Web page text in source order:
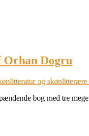
Orhan Dogru
og
bog med tre